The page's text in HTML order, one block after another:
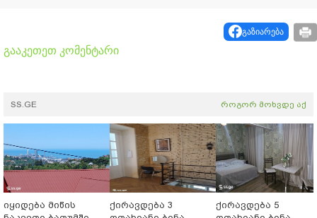
გაზიარება
გააკეთეთ კომენტარი
SS.GE როგორ მოხვდე აქ
იყიდება მიწის
ქირავდება 3
ქირავდება 5